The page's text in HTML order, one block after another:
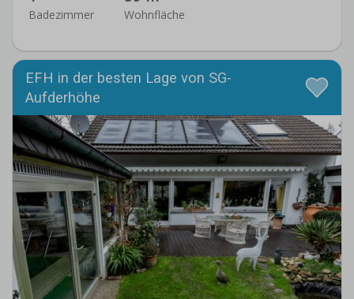
Badezimmer
Wohnfläche
EFH in der besten Lage von SG-
Aufderhöhe